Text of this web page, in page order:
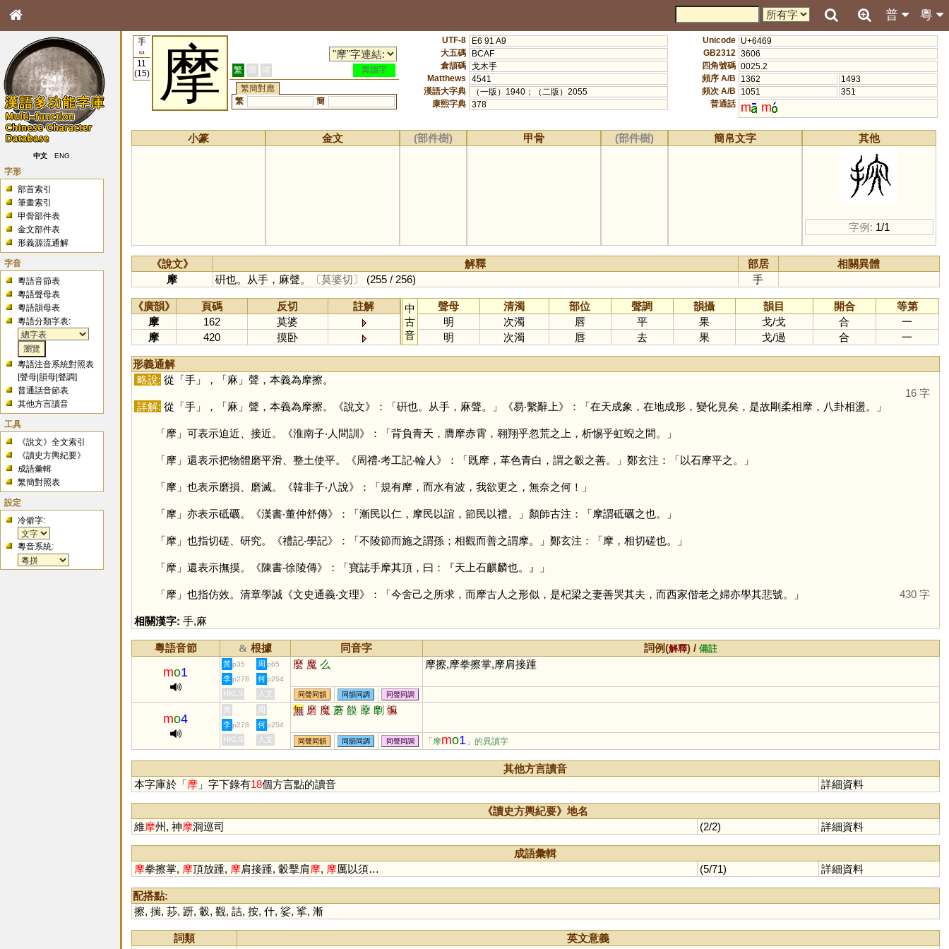
粵
普
中文 ENG
字形
部首索引
筆畫索引
甲骨部件表
金文部件表
形義源流通解
字音
粵語音節表
粵語聲母表
粵語韻母表
粵語分類字表:
粵語注音系統對照表
[聲母 |韻母 |聲調]
普通話音節表
其他方言讀音
工具
《說文》全文索引
《讀史方輿紀要》
成語彙輯
繁簡對照表
設定
冷僻字:
粵音系統:
手
64
11
(15)
摩 繁 簡 港
異讀字
繁簡對應
繁
簡
UTF-8
E6 91 A9
大五碼
BCAF
倉頡碼 戈木手
Matthews
4541
漢語大字典
（一版）1940；（二版）2055
康熙字典 378
Unicode U+6469
GB2312 3606
四角號碼 0025.2
頻序 A/B
1362
1493
頻次 A/B
1051
351
普通話 m m
小篆 金文 (部件樹) 甲骨 (部件樹) 簡帛文字 其他
字例: 1/1
《說文》 解釋 部居
相關異體
摩
硏也。从手，麻聲。 〔莫婆切〕 (255 / 256) 手
《廣韻》 頁碼 反切
註解
摩
162
莫婆
摩
420 摸卧
中
古
音
聲母 清濁 部位 聲調 韻攝 韻目 開合
等第
明
次濁 唇 平 果 戈/戈 合
一
明
次濁 唇 去 果 戈/過 合 一
形義通解
略說: 從「手」，「麻」聲，本義為摩擦。
16 字
詳解: 從「手」，「麻」聲，本義為摩擦。《說文》：「硏也。从手，麻聲。」《易‧繫辭上》：「在天成象，在地成形，變化見矣，是故剛柔相摩，八卦相盪。」
「摩」可表示迫近、接近。《淮南子‧人間訓》：「背負青天，膺摩赤霄，翱翔乎忽荒之上，析惕乎虹蜺之間。」
「摩」還表示把物體磨平滑、整土使平。《周禮‧考工記‧輪人》：「既摩，革色青白，謂之轂之善。」鄭玄注：「以石摩平之。」
「摩」也表示磨損、磨滅。《韓非子‧八說》：「規有摩，而水有波，我欲更之，無奈之何！」
「摩」亦表示砥礪。《漢書‧董仲舒傳》：「漸民以仁，摩民以誼，節民以禮。」顏師古注：「摩謂砥礪之也。」
「摩」也指切磋、研究。《禮記‧學記》：「不陵節而施之謂孫；相觀而善之謂摩。」鄭玄注：「摩，相切磋也。」
「摩」還表示撫摸。《陳書‧徐陵傳》：「寶誌手摩其頂，曰：『天上石麒麟也。』」
「摩」也指仿效。清章學誠《文史通義‧文理》：「今舍己之所求，而摩古人之形似，是杞梁之妻善哭其夫，而西家偕老之婦亦學其悲號。」 430 字
相關漢字: 手,麻
粵語音節 & 根據 同音字 詞例(解釋) /備註
mo1
黃 p35 周 p65 麼 魔 么 摩擦,摩拳擦掌,摩肩接踵
李 p278 何 p254
HKLS 人文 同聲同韻 同韻同調 同聲同調
mo4
黃 周 無 磨 魔 蘑 饃 藦 劘 髍
李 p278 何 p254
HKLS 人文 同聲同韻 同韻同調 同聲同調 「摩mo1 」的異讀字
其他方言讀音
本字庫於「摩」字下錄有18個方言點的讀音 詳細資料
《讀史方輿紀要》地名
維摩州, 神摩洞巡司 (2/2) 詳細資料
成語彙輯
摩拳擦掌, 摩頂放踵, 摩肩接踵, 轂擊肩摩, 摩厲以須… (5/71) 詳細資料
配搭點:
擦, 揣, 莏, 趼, 轂, 觀, 詰, 按, 什, 娑, 挲, 漸
詞類
英文意義